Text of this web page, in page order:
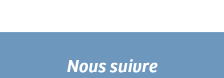
Nous suivre